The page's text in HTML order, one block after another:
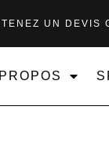
UN DEVIS